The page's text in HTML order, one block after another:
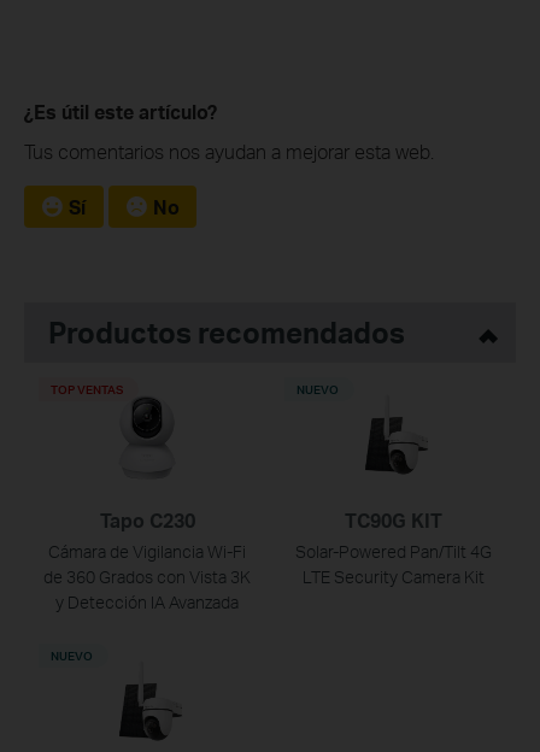
¿Es útil este artículo?
Tus comentarios nos ayudan a mejorar esta web.
Sí No
Productos recomendados
Tapo C230
Cámara de Vigilancia Wi-Fi
de 360 Grados con Vista 3K
y Detección IA Avanzada
TOP VENTAS
TC90G KIT
Solar-Powered Pan/Tilt 4G
LTE Security Camera Kit
NUEVO
NUEVO